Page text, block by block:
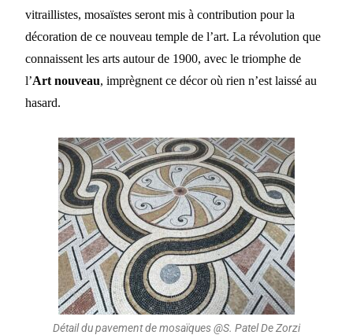
vitraillistes, mosaïstes seront mis à contribution pour la
décoration de ce nouveau temple de l’art. La révolution que
connaissent les arts autour de 1900, avec le triomphe de
l’Art nouveau, imprègnent ce décor où rien n’est laissé au
hasard.
Détail du pavement de mosaïques @S. Patel De Zorzi